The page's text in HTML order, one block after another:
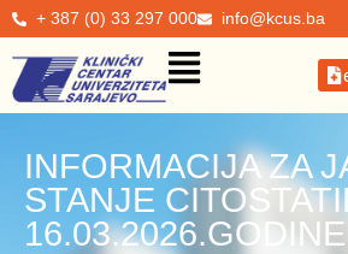
+ 387 (0) 33 297 000 info@kcus.ba
INFORMACIJA ZA
STANJE
16.03.2026.GODINE